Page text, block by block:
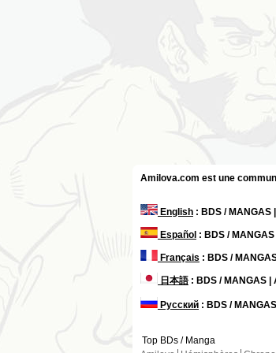
Amilova.com est une
English : BDS / MANGAS
Español : BDS /
Français : BDS /
日本語: BDS / MANGAS |
Русский : BDS /
Top BDs / Manga